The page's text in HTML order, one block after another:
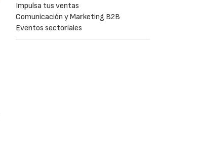
Impulsa tus ventas
Comunicación y Marketing B2B
Eventos sectoriales